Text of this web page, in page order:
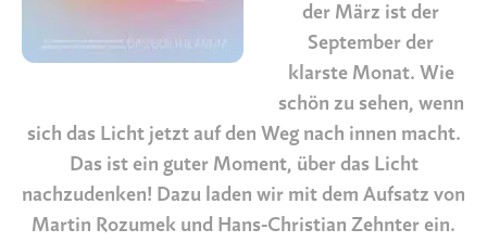
der März ist der
September der
klarste Monat. Wie
schön zu sehen, wenn
sich das Licht jetzt auf den Weg nach innen macht.
Das ist ein guter Moment, über das Licht
nachzudenken! Dazu laden wir mit dem Aufsatz von
Martin Rozumek und Hans-Christian Zehnter ein.